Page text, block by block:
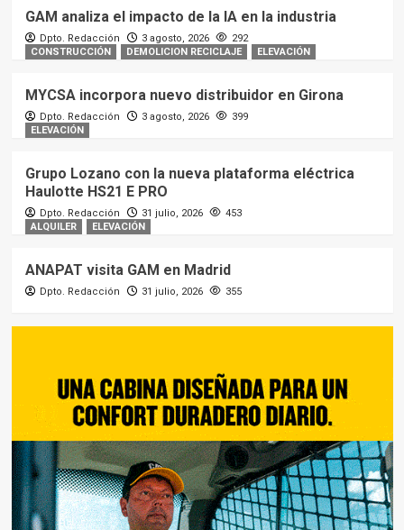
GAM analiza el impacto de la IA en la industria
Dpto. Redacción 3 agosto, 2026
292
CONSTRUCCIÓN
DEMOLICION RECICLAJE ELEVACIÓN
MYCSA incorpora nuevo distribuidor en Girona
Dpto. Redacción 3 agosto, 2026
399
ELEVACIÓN
Grupo Lozano con la nueva plataforma eléctrica
Haulotte HS21 E PRO
Dpto. Redacción 31 julio, 2026
453
ALQUILER
ELEVACIÓN
ANAPAT visita GAM en Madrid
Dpto. Redacción 31 julio, 2026 355